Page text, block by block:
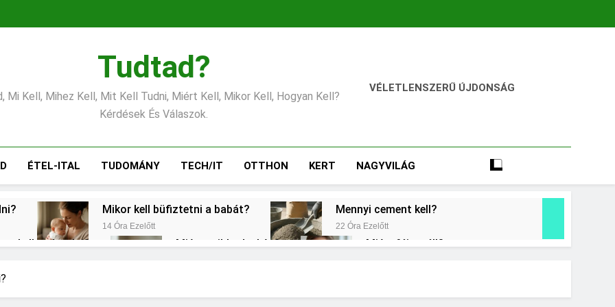
Tudtad?
Mi Kell, Mihez Kell, Mit Kell Tudni, Miért Kell, Mikor Kell, Hogyan Kell?
Kérdések És Válaszok.
VÉLETLENSZERŰ ÚJDONSÁG
ÉTEL-ITAL TUDOMÁNY TECH/IT OTTHON KERT NAGYVILÁG
Mikor kell büfiztetni a babát?
14 Óra Ezelőtt
Mennyi cement kell?
22 Óra Ezelőtt
kell számolni? Miért zsibbad a kéz? Miért fáj a váll?